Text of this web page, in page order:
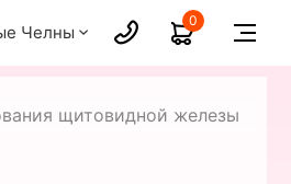
Челны
0
щитовидной железы